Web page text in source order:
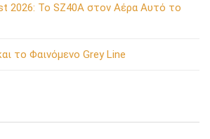
2026: Το SZ40A στον Αέρα Αυτό το
το Φαινόμενο Grey Line